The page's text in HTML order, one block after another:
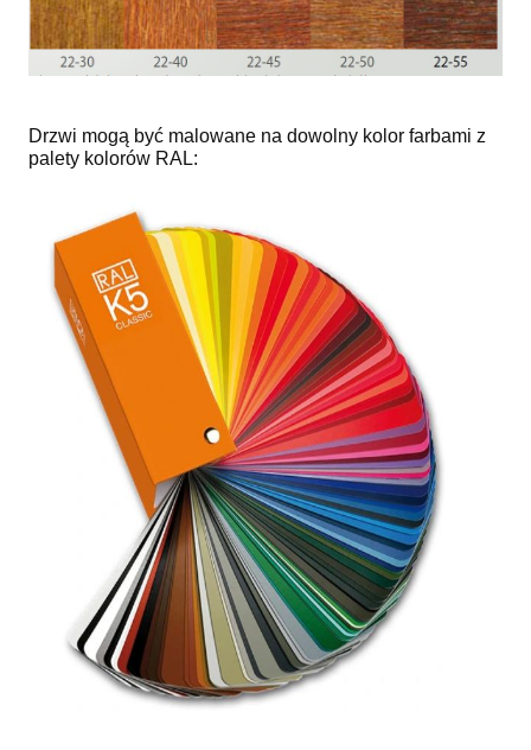
Drzwi mogą być malowane na dowolny kolor farbami z
palety kolorów RAL: